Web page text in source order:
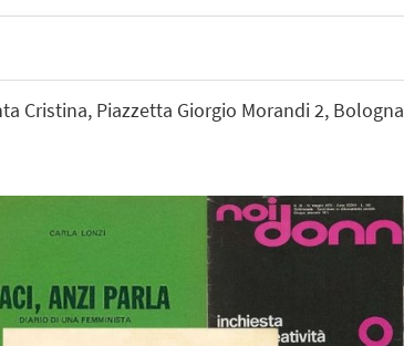
Cristina, Piazzetta Giorgio Morandi 2, Bologna